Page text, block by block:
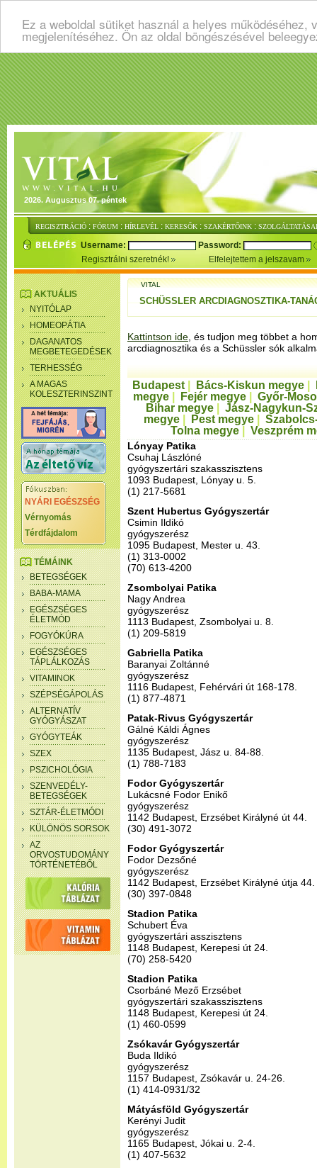
Ez a weboldal sütiket használ a helyes
megjelenítéséhez. Ön az oldal böngészésével
2026. Augusztus 07. péntek
REGISZTRÁCIÓ : FÓRUM : HÍRLEVÉL : KERESŐK : SZAKÉRTŐINK :
Username:
Password:
Regisztrálni szeretnék!
Elfelejtettem a jelszavam
AKTUÁLIS
NYITÓLAP
HOMEOPÁTIA
DAGANATOS
MEGBETEGEDÉSEK
TERHESSÉG
A MAGAS
KOLESZTERINSZINT
NYÁRI EGÉSZSÉG
Vérnyomás
Térdfájdalom
TÉMÁINK
BETEGSÉGEK
BABA-MAMA
EGÉSZSÉGES
ÉLETMÓD
FOGYÓKÚRA
EGÉSZSÉGES
TÁPLÁLKOZÁS
VITAMINOK
SZÉPSÉGÁPOLÁS
ALTERNATÍV
GYÓGYÁSZAT
GYÓGYTEÁK
SZEX
PSZICHOLÓGIA
SZENVEDÉLY-
BETEGSÉGEK
SZTÁR-ÉLETMÓDI
KÜLÖNÖS SORSOK
AZ
ORVOSTUDOMÁNY
TÖRTÉNETÉBŐL
VITAL
SCHÜSSLER ARCDIAGNOSZTIKA-
Kattintson ide , és tudjon meg többet a
arcdiagnosztika és a Schüssler sók
Budapest Bács-Kiskun megye
megye| Fejér megye| Győr-
Bihar megye
Jász-Nagykun-
megye| Pest megye|
Tolna megye
Veszprém
Lónyay Patika
Csuhaj Lászlóné
gyógyszertári szakasszisztens
1093 Budapest, Lónyay u. 5.
(1) 217-5681
Szent Hubertus Gyógyszertár
Csimin Ildikó
gyógyszerész
1095 Budapest, Mester u. 43.
(1) 313-0002
(70) 613-4200
Zsombolyai Patika
Nagy Andrea
gyógyszerész
1113 Budapest, Zsombolyai u. 8.
(1) 209-5819
Gabriella Patika
Baranyai Zoltánné
gyógyszerész
1116 Budapest, Fehérvári út 168-178.
(1) 877-4871
Patak-Rivus Gyógyszertár
Gálné Káldi Ágnes
gyógyszerész
1135 Budapest, Jász u. 84-88.
(1) 788-7183
Fodor Gyógyszertár
Lukácsné Fodor Enikő
gyógyszerész
1142 Budapest, Erzsébet Királyné út 44.
(30) 491-3072
Fodor Gyógyszertár
Fodor Dezsőné
gyógyszerész
1142 Budapest, Erzsébet Királyné útja 44.
(30) 397-0848
Stadion Patika
Schubert Éva
gyógyszertári asszisztens
1148 Budapest, Kerepesi út 24.
(70) 258-5420
Stadion Patika
Csorbáné Mező Erzsébet
gyógyszertári szakasszisztens
1148 Budapest, Kerepesi út 24.
(1) 460-0599
Zsókavár Gyógyszertár
Buda Ildikó
gyógyszerész
1157 Budapest, Zsókavár u. 24-26.
(1) 414-0931/32
Mátyásföld Gyógyszertár
Kerényi Judit
gyógyszerész
1165 Budapest, Jókai u. 2-4.
(1) 407-5632